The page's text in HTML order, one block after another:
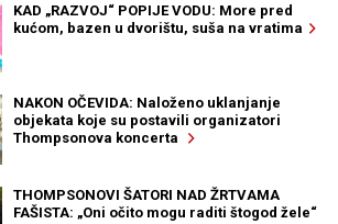
KAD „RAZVOJ“ POPIJE VODU: More pred
kućom, bazen u dvorištu, suša na vratima
NAKON OČEVIDA: Naloženo uklanjanje
objekata koje su postavili organizatori
Thompsonova koncerta
THOMPSONOVI ŠATORI NAD ŽRTVAMA
FAŠISTA: „Oni očito mogu raditi štogod žele“